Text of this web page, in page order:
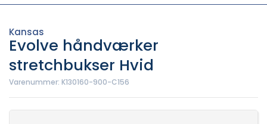
Kansas
Evolve håndværker
stretchbukser Hvid
Varenummer: K130160-900-C156